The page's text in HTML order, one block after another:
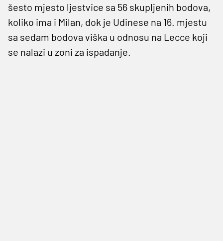
šesto mjesto ljestvice sa 56 skupljenih bodova,
koliko ima i Milan, dok je Udinese na 16. mjestu
sa sedam bodova viška u odnosu na Lecce koji
se nalazi u zoni za ispadanje.